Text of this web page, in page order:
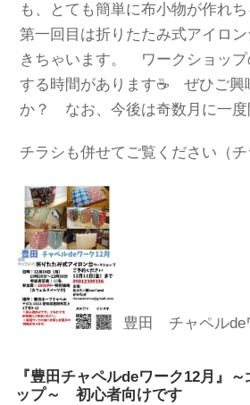
も、とても簡単に布小物が作れ
第一回目は折りたたみ式アイロ
きちゃいます。 ワークショップ
する時間があります☕ ぜひご興
か？ なお、今後は奇数月に一度
チラシも併せてご覧ください（
豊田 チャペルde
『豊田チャペルdeワーク12月』
ップ～ 初心者向けです